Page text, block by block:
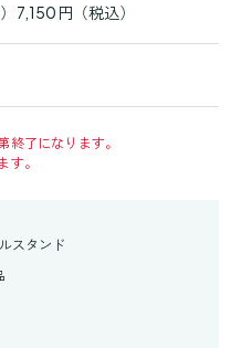
7,150円（税込）
終了になります。
す。
スタンド